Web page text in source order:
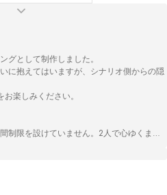
グとして制作しました。
に抱えてはいますが、シナリオ側からの隠
楽しみください。
制限を設けていません。2人で心ゆくまで
くまで目安となりますのでご承知おきくだ